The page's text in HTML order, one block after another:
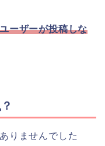
ーザーが投稿しな
りませんでした